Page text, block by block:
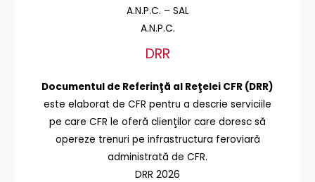
A.N.P.C. – SAL
A.N.P.C.
DRR
Documentul de Referinţă al Reţelei CFR (DRR)
este elaborat de CFR pentru a descrie serviciile
pe care CFR le oferă clienţilor care doresc să
opereze trenuri pe infrastructura feroviară
administrată de CFR.
DRR 2026